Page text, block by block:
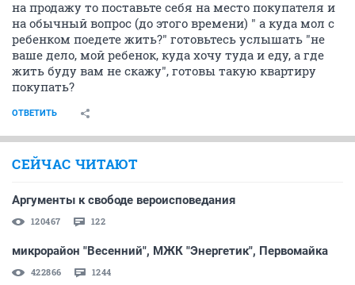
на продажу то поставьте себя на место покупателя и
на обычный вопрос (до этого времени) " а куда мол с
ребенком поедете жить?" готовьтесь услышать "не
ваше дело, мой ребенок, куда хочу туда и еду, а где
жить буду вам не скажу", готовы такую квартиру
покупать?
ОТВЕТИТЬ
СЕЙЧАС ЧИТАЮТ
Аргументы к свободе вероисповедания
120467 122
микрорайон "Весенний", МЖК "Энергетик", Первомайка
422866 1244